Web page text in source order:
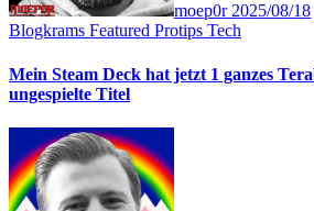
moep0r2025/08/18
Blogkrams Featured Protips Tech
Mein Steam Deck hat jetzt 1 ganzes
ungespielte Titel